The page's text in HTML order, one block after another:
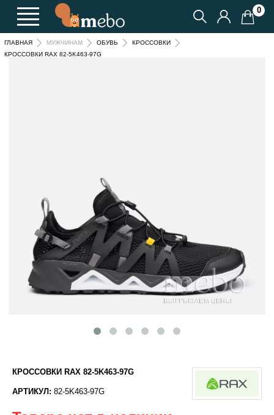
0
ГЛАВНАЯ МУЖЧИНАМ ОБУВЬ
КРОССОВКИ
КРОССОВКИ RAX 82-5K463-97G
КРОССОВКИ RAX 82-5K463-97G
АРТИКУЛ: 82-5K463-97G